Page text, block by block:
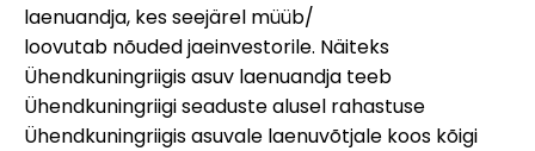
laenuandja, kes seejärel müüb/
loovutab nõuded jaeinvestorile. Näiteks
Ühendkuningriigis asuv laenuandja teeb
Ühendkuningriigi seaduste alusel rahastuse
Ühendkuningriigis asuvale laenuvõtjale koos kõigi